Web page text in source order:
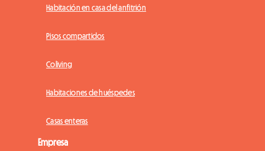
Habitación en casa del anfitrión
Pisos compartidos
Coliving
Habitaciones de huéspedes
Casas enteras
Empresa